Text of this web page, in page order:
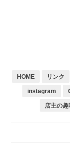
HOME リンク
instagram
店主の